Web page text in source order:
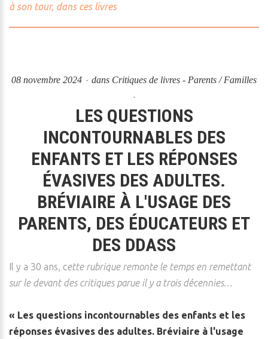
à son tour, dans ces livres
08 novembre 2024 dans Critiques de livres - Parents / Familles
LES QUESTIONS
INCONTOURNABLES DES
ENFANTS ET LES RÉPONSES
ÉVASIVES DES ADULTES.
BRÉVIAIRE À L'USAGE DES
PARENTS, DES ÉDUCATEURS ET
DES DDASS
Il y a 30 ans, cette rubrique remonte le temps en remettant
sur le devant des critiques parue il y a trois décennies…
« Les questions incontournables des enfants et les
réponses évasives des adultes. Bréviaire à l'usage